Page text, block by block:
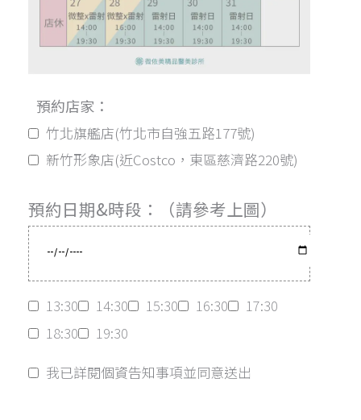
預約店家：
竹北旗艦店(竹北市自強五路177號)
新竹形象店(近Costco，東區慈濟路220號)
預約日期&時段：（請參考上圖）
13:30 14:30 15:30 16:30
17:30
18:30
19:30
我已詳閱個資告知事項並同意送出